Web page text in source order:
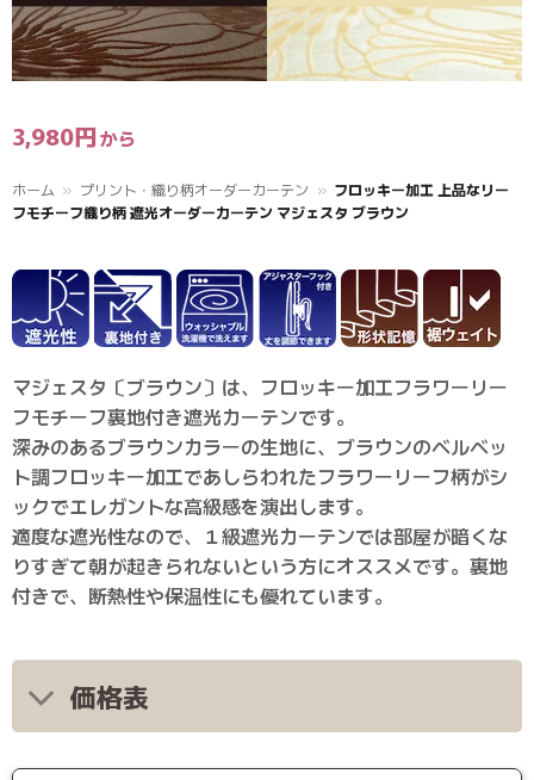
3,980円
ホーム » プリント・織り柄オーダーカーテン » フロッキー加工 上品なリー
フモチーフ織り柄 遮光オーダーカーテン マジェスタ ブラウン
マジェスタ〔ブラウン〕は、フロッキー加工フラワーリー
フモチーフ裏地付き遮光カーテンです。
深みのあるブラウンカラーの生地に、ブラウンのベルベッ
ト調フロッキー加工であしらわれたフラワーリーフ柄がシ
ックでエレガントな高級感を演出します。
適度な遮光性なので、１級遮光カーテンでは部屋が暗くな
りすぎて朝が起きられないという方にオススメです。裏地
付きで、断熱性や保温性にも優れています。
価格表